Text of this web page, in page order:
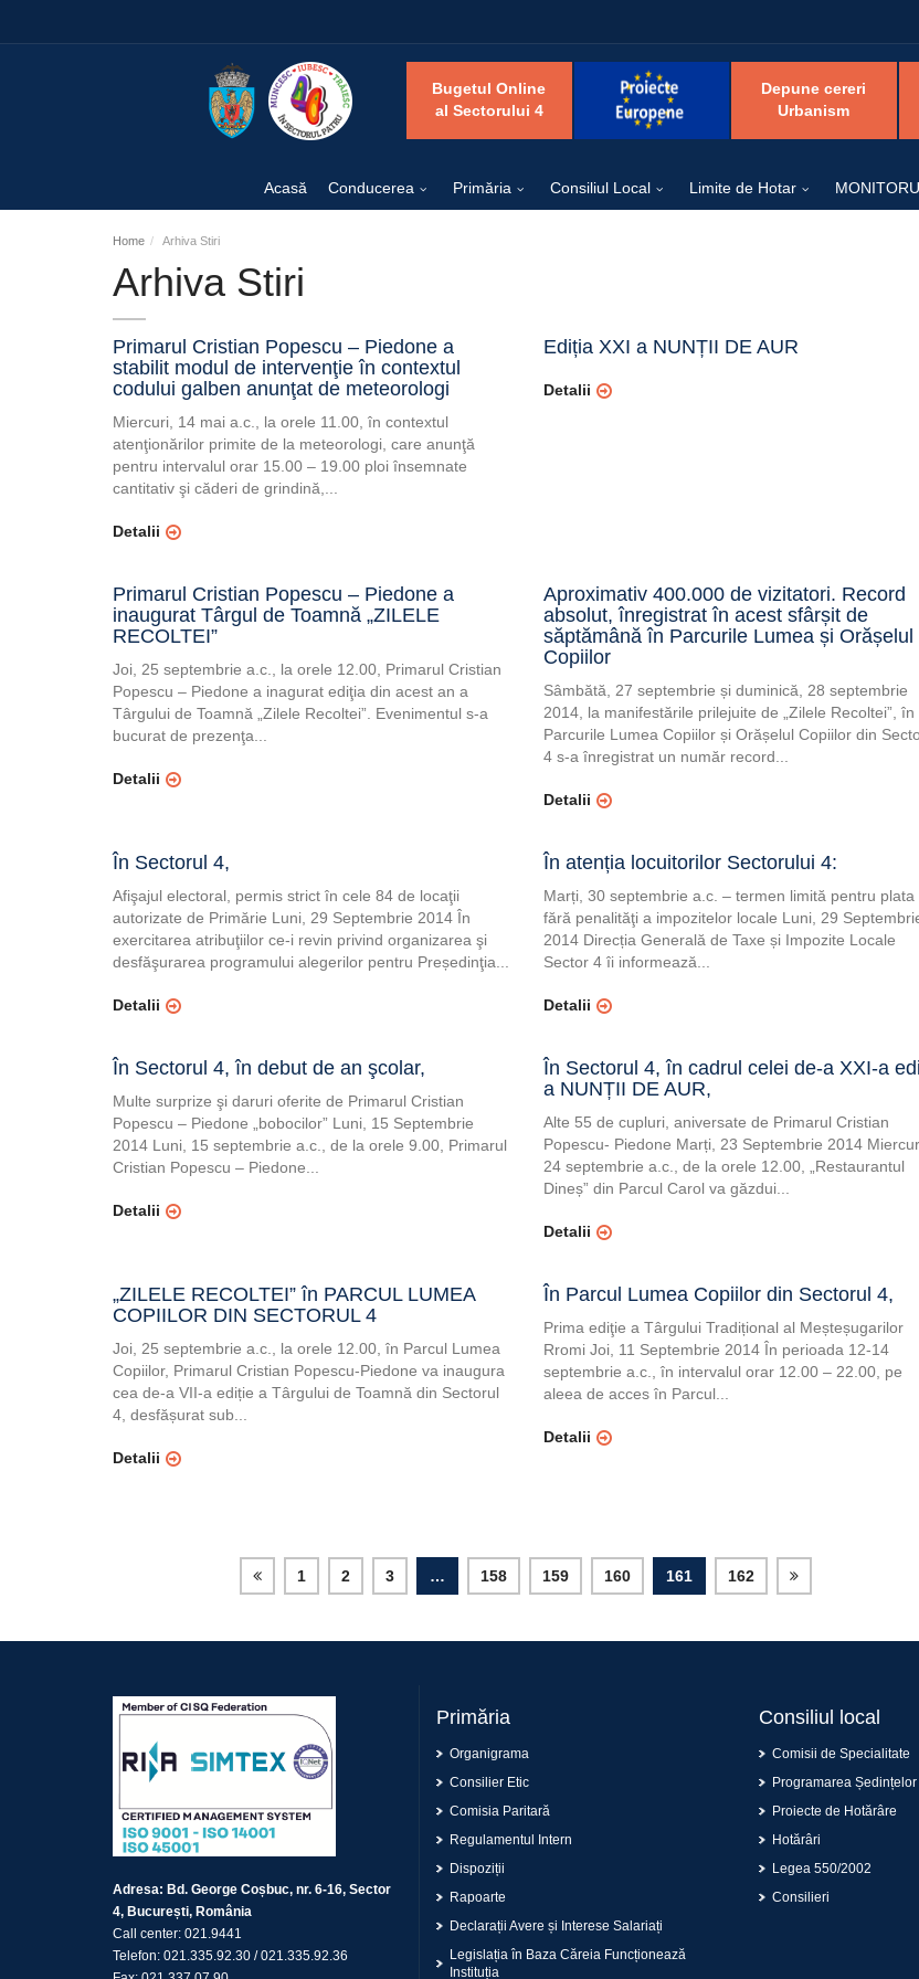
Bugetul Online
al Sectorului 4
Depune cereri
Urbanism
Acasă Conducerea Primăria Consiliul Local Limite de Hotar
Home Arhiva Stiri
Arhiva Stiri
Primarul Cristian Popescu – Piedone a
stabilit modul de intervenţie în contextul
codului galben anunţat de meteorologi
Miercuri, 14 mai a.c., la orele 11.00, în contextul
atenţionărilor primite de la meteorologi, care anunţă
pentru intervalul orar 15.00 – 19.00 ploi însemnate
cantitativ şi căderi de grindină,...
Detalii
Ediția XXI a NUNȚII DE AUR
Detalii
Primarul Cristian Popescu – Piedone a
inaugurat Târgul de Toamnă „ZILELE
RECOLTEI”
Joi, 25 septembrie a.c., la orele 12.00, Primarul Cristian
Popescu – Piedone a inagurat ediţia din acest an a
Târgului de Toamnă „Zilele Recoltei”. Evenimentul s-a
bucurat de prezenţa...
Detalii
Aproximativ 400.000 de vizitatori. Record
absolut, înregistrat în acest sfârșit de
săptămână în Parcurile Lumea și Orășelul
Copiilor
Sâmbătă, 27 septembrie și duminică, 28 septembrie
2014, la manifestările prilejuite de „Zilele Recoltei”, în
Parcurile Lumea Copiilor și Orășelul Copiilor din
4 s-a înregistrat un număr record...
Detalii
În Sectorul 4,
Afişajul electoral, permis strict în cele 84 de locaţii
autorizate de Primărie Luni, 29 Septembrie 2014 În
exercitarea atribuţiilor ce-i revin privind organizarea şi
desfăşurarea programului alegerilor pentru Președinţia...
Detalii
În atenția locuitorilor Sectorului 4:
Marți, 30 septembrie a.c. – termen limită pentru plata
fără penalităţi a impozitelor locale Luni, 29
2014 Direcția Generală de Taxe și Impozite Locale
Sector 4 îi informează...
Detalii
În Sectorul 4, în debut de an şcolar,
Multe surprize şi daruri oferite de Primarul Cristian
Popescu – Piedone „bobocilor” Luni, 15 Septembrie
2014 Luni, 15 septembrie a.c., de la orele 9.00, Primarul
Cristian Popescu – Piedone...
Detalii
În Sectorul 4, în cadrul celei de-a XXI-a
a NUNȚII DE AUR,
Alte 55 de cupluri, aniversate de Primarul Cristian
Popescu- Piedone Marți, 23 Septembrie 2014
24 septembrie a.c., de la orele 12.00, „Restaurantul
Dineș” din Parcul Carol va găzdui...
Detalii
„ZILELE RECOLTEI” în PARCUL LUMEA
COPIILOR DIN SECTORUL 4
Joi, 25 septembrie a.c., la orele 12.00, în Parcul Lumea
Copiilor, Primarul Cristian Popescu-Piedone va inaugura
cea de-a VII-a ediție a Târgului de Toamnă din Sectorul
4, desfășurat sub...
Detalii
În Parcul Lumea Copiilor din Sectorul 4,
Prima ediţie a Târgului Tradițional al Meșteșugarilor
Rromi Joi, 11 Septembrie 2014 În perioada 12-14
septembrie a.c., în intervalul orar 12.00 – 22.00, pe
aleea de acces în Parcul...
Detalii
1 2 3 … 158 159 160 161 162
Adresa: Bd. George Coșbuc, nr. 6-16, Sector
4, București, România
Call center: 021.9441
Telefon: 021.335.92.30 /021.335.92.36
Primăria
Organigrama
Consilier Etic
Comisia Paritară
Regulamentul Intern
Dispoziții
Rapoarte
Declarații Avere și Interese Salariați
Legislația în Baza Căreia Funcționează
Instituția
Consiliul local
Comisii de Specialitate
Programarea Ședințelor
Proiecte de Hotărâre
Hotărâri
Legea 550/2002
Consilieri